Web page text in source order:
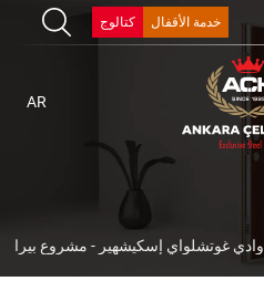
خدمة الأقفال كتالوج
AR
وادي غوتشلواي إسكيشهير - مشروع بيرات - 66 باب